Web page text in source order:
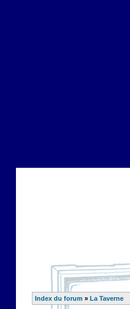
Index du forum » La Taverne